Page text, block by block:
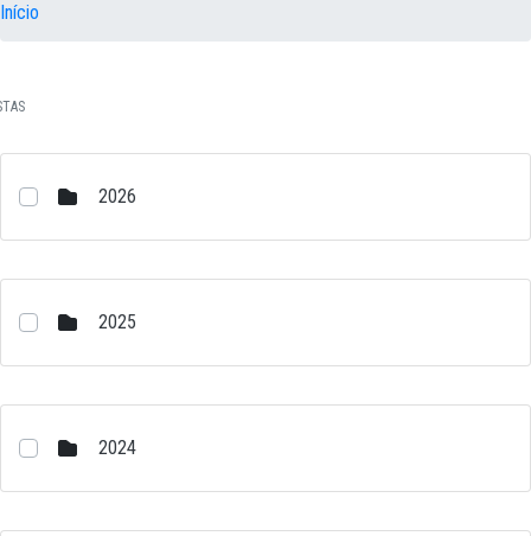
Início
2026
2025
2024